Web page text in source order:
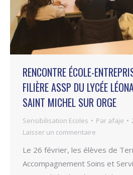
RENCONTRE ÉCOLE-
FILIÈRE ASSP DU LYCÉE
SAINT MICHEL SUR ORGE
Sensibilisation Ecoles Par afaje
Laisser un commentaire
Le 26 février, les élèves de
Accompagnement Soins et